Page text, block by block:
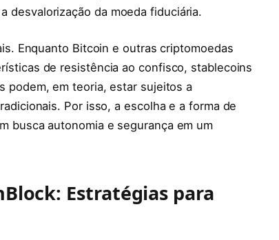
desvalorização da moeda fiduciária.
Enquanto Bitcoin e outras criptomoedas
de resistência ao confisco, stablecoins
podem, em teoria, estar sujeitos a
Por isso, a escolha e a forma de
busca autonomia e segurança em um
Estratégias para